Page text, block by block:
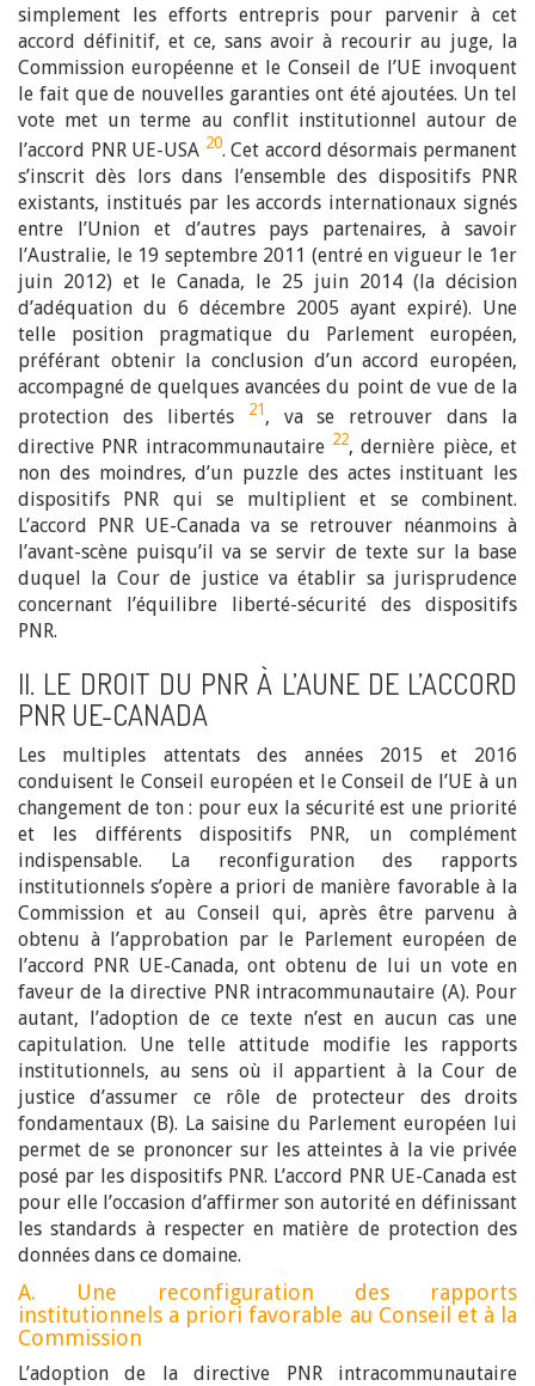
simplement les efforts entrepris pour parvenir à cet
accord définitif, et ce, sans avoir à recourir au juge, la
Commission européenne et le Conseil de l’UE invoquent
le fait que de nouvelles garanties ont été ajoutées. Un tel
vote met un terme au conflit institutionnel autour de
l’accord PNR UE-USA 20. Cet accord désormais permanent
s’inscrit dès lors dans l’ensemble des dispositifs PNR
existants, institués par les accords internationaux signés
entre l’Union et d’autres pays partenaires, à savoir
l’Australie, le 19 septembre 2011 (entré en vigueur le 1er
juin 2012) et le Canada, le 25 juin 2014 (la décision
d’adéquation du 6 décembre 2005 ayant expiré). Une
telle position pragmatique du Parlement européen,
préférant obtenir la conclusion d’un accord européen,
accompagné de quelques avancées du point de vue de la
protection des libertés
21, va se retrouver dans la
directive PNR intracommunautaire 22, dernière pièce, et
non des moindres, d’un puzzle des actes instituant les
dispositifs PNR qui se multiplient et se combinent.
L’accord PNR UE-Canada va se retrouver néanmoins à
l’avant-scène puisqu’il va se servir de texte sur la base
duquel la Cour de justice va établir sa jurisprudence
concernant l’équilibre liberté-sécurité des dispositifs
PNR.
II. LE DROIT DU PNR À L’AUNE DE L’ACCORD
PNR UE-CANADA
Les multiples attentats des années 2015 et 2016
conduisent le Conseil européen et le Conseil de l’UE à un
changement de ton : pour eux la sécurité est une priorité
et les différents dispositifs PNR, un complément
indispensable. La reconfiguration des rapports
institutionnels s’opère a priori de manière favorable à la
Commission et au Conseil qui, après être parvenu à
obtenu à l’approbation par le Parlement européen de
l’accord PNR UE-Canada, ont obtenu de lui un vote en
faveur de la directive PNR intracommunautaire (A). Pour
autant, l’adoption de ce texte n’est en aucun cas une
capitulation. Une telle attitude modifie les rapports
institutionnels, au sens où il appartient à la Cour de
justice d’assumer ce rôle de protecteur des droits
fondamentaux (B). La saisine du Parlement européen lui
permet de se prononcer sur les atteintes à la vie privée
posé par les dispositifs PNR. L’accord PNR UE-Canada est
pour elle l’occasion d’affirmer son autorité en définissant
les standards à respecter en matière de protection des
données dans ce domaine.
A. Une reconfiguration des rapports
institutionnels a priori favorable au Conseil et à la
Commission
L’adoption de la directive PNR intracommunautaire